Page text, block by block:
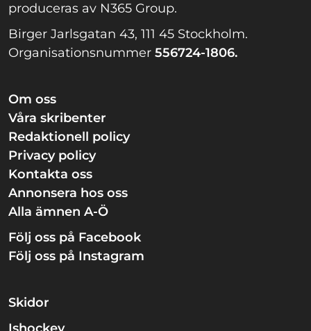
produceras av N365 Group.
Birger Jarlsgatan 43, 111 45 Stockholm.
Organisationsnummer 556724-1806.
Om oss
Våra skribenter
Redaktionell policy
Privacy policy
Kontakta oss
Annonsera hos oss
Alla ämnen A-Ö
Följ oss på Facebook
Följ oss på Instagram
Skidor